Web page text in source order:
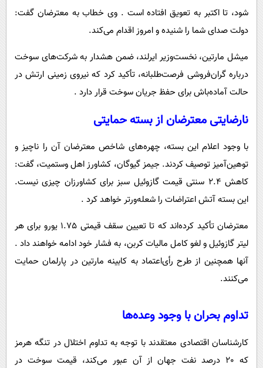
شود، تا اکتبر به تعویق افتاده است . وی خطاب به معترضان گفت:
دولت صدای شما را شنیده و امروز اقدام می‌کند.
میشل مارتین، نخست‌وزیر ایرلند، ضمن هشدار به شرکت‌های سوخت
درباره گران‌فروشی فرصت‌طلبانه، تأکید کرد که نیروی زمینی ارتش در
حالت آماده‌باش برای حفظ جریان سوخت قرار دارد .
نارضایتی معترضان از بسته حمایتی
با وجود اعلام این بسته، چهره‌های شاخص معترضان آن را ناچیز و
توهین‌آمیز توصیف کردند. جیمز گیوگان، کشاورز اهل وستمیت، گفت:
کاهش 2.4 سنتی قیمت گازوئیل سبز برای کشاورزان چیزی نیست.
این بسته آتش اعتراضات را شعله‌ورتر خواهد کرد .
معترضان تأکید کرده‌اند که تا تعیین سقف قیمتی 1.75 یورو برای هر
لیتر گازوئیل و لغو کامل مالیات کربن، به فشار خود ادامه خواهند داد .
آنها همچنین از طرح رأی‌اعتماد به کابینه مارتین در پارلمان حمایت
می‌کنند.
تداوم بحران با وجود وعده‌ها
کارشناسان اقتصادی معتقدند با توجه به تداوم اختلال در تنگه هرمز
که 20 درصد نفت جهان از آن عبور می‌کند، قیمت سوخت در